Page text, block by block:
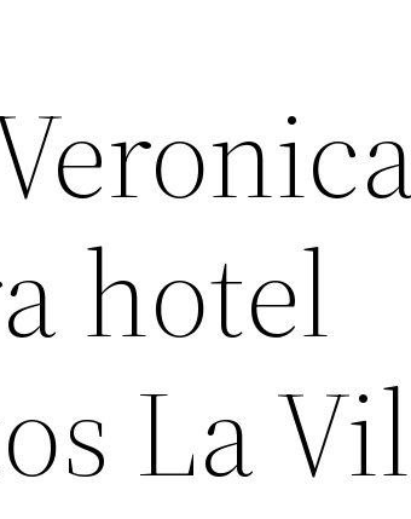
hotel
La